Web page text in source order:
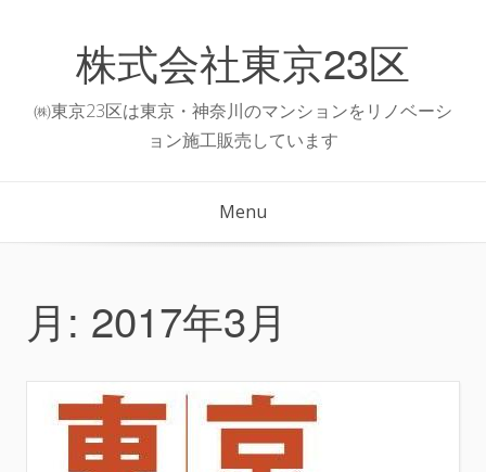
株式会社東京23区
㈱東京23区は東京・神奈川のマンションをリノベーシ
ョン施工販売しています
Menu
月: 2017年3月